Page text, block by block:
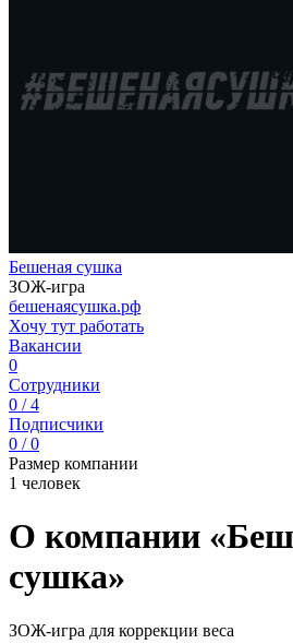
Бешеная сушка
ЗОЖ-игра
бешенаясушка.рф
Хочу тут работать
Вакансии
0
Сотрудники
0 / 4
Подписчики
0 / 0
Размер компании
1 человек
О компании
сушка»
ЗОЖ-игра для коррекции веса